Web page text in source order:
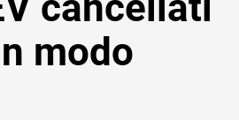
modo